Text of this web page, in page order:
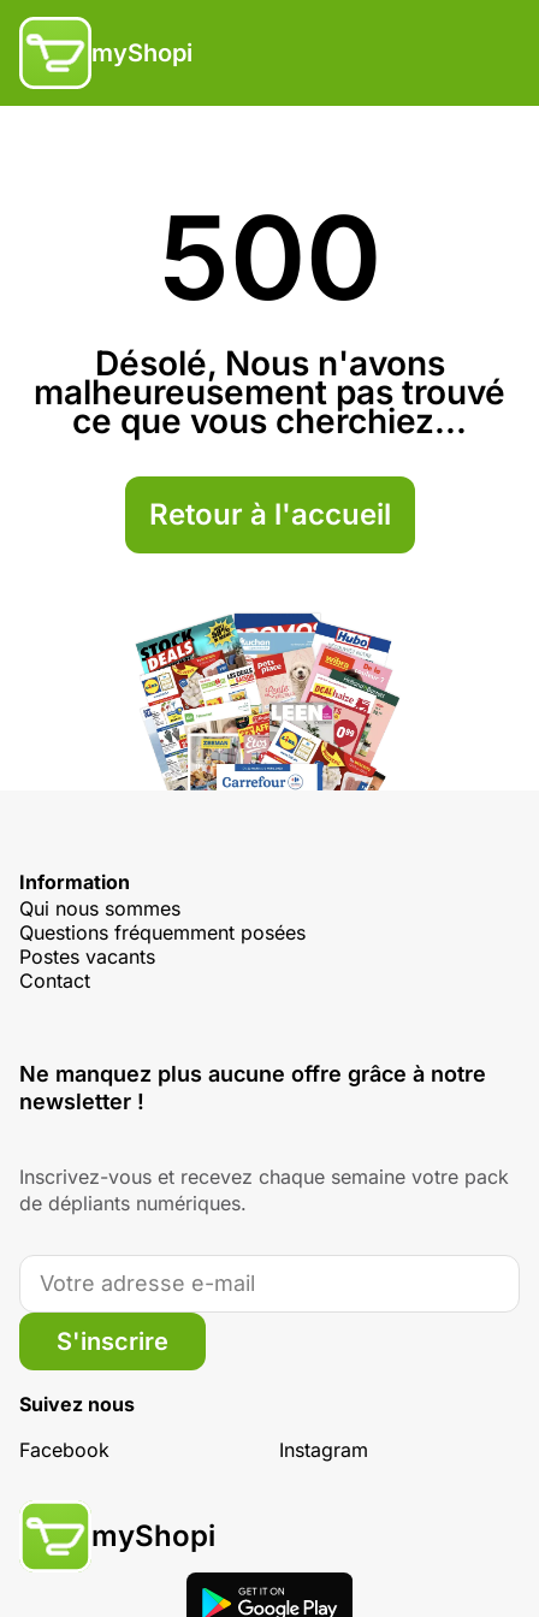
myShopi
500
Désolé, Nous n'avons
malheureusement pas trouvé
ce que vous cherchiez...
Retour à l'accueil
Information
Qui nous sommes
Questions fréquemment posées
Postes vacants
Contact
Ne manquez plus aucune offre grâce à notre
newsletter !
Inscrivez-vous et recevez chaque semaine votre pack
de dépliants numériques.
S'inscrire
Suivez nous
Facebook
Instagram
myShopi